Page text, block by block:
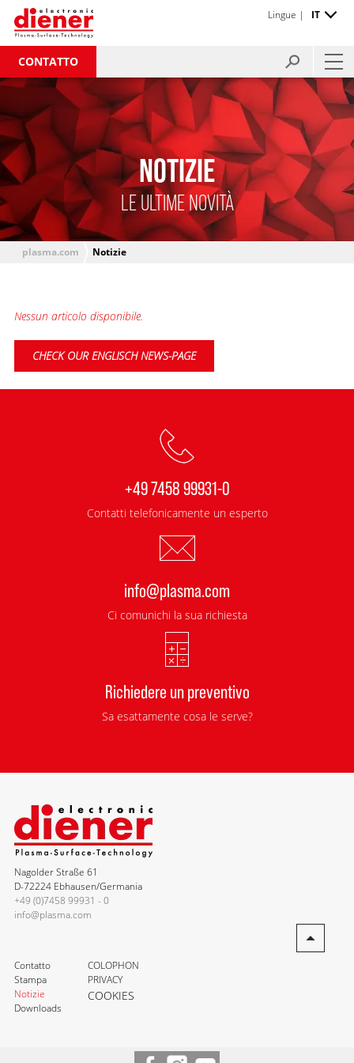
CONTATTO
Lingue | IT
NOTIZIE
LE ULTIME NOVITÀ
plasma.com Notizie
Nessun articolo disponibile.
CHECK OUR ENGLISCH NEWS-PAGE
+49 7458 99931-0
Contatti telefonicamente un esperto
info@plasma.com
Ci comunichi la sua richiesta
Richiedere un preventivo
Sa esattamente cosa le serve?
Nagolder Straße 61
D-72224 Ebhausen/Germania
+49 (0)7458 99931 - 0
info@plasma.com
Contatto
Stampa
Notizie
Downloads
COLOPHON
PRIVACY
COOKIES